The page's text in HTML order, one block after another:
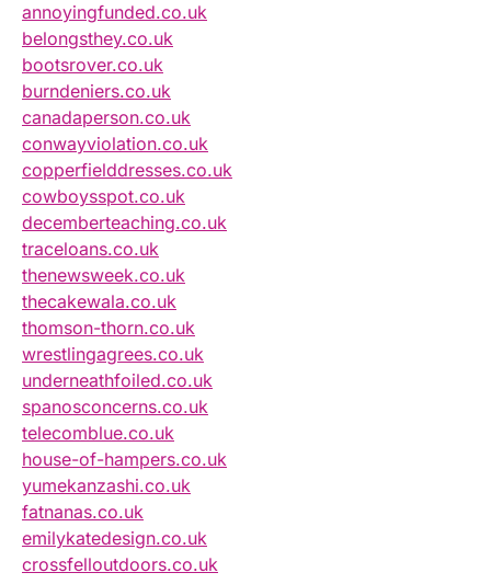
annoyingfunded.co.uk
belongsthey.co.uk
bootsrover.co.uk
burndeniers.co.uk
canadaperson.co.uk
conwayviolation.co.uk
copperfielddresses.co.uk
cowboysspot.co.uk
decemberteaching.co.uk
traceloans.co.uk
thenewsweek.co.uk
thecakewala.co.uk
thomson-thorn.co.uk
wrestlingagrees.co.uk
underneathfoiled.co.uk
spanosconcerns.co.uk
telecomblue.co.uk
house-of-hampers.co.uk
yumekanzashi.co.uk
fatnanas.co.uk
emilykatedesign.co.uk
crossfelloutdoors.co.uk